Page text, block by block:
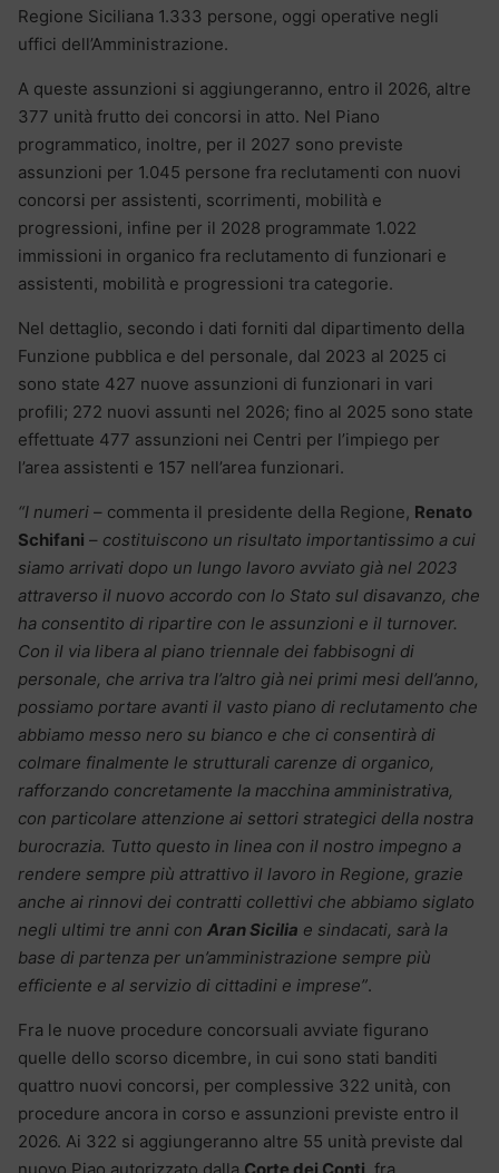
Regione Siciliana 1.333 persone, oggi operative negli
uffici dell’Amministrazione.
A queste assunzioni si aggiungeranno, entro il 2026, altre
377 unità frutto dei concorsi in atto. Nel Piano
programmatico, inoltre, per il 2027 sono previste
assunzioni per 1.045 persone fra reclutamenti con nuovi
concorsi per assistenti, scorrimenti, mobilità e
progressioni, infine per il 2028 programmate 1.022
immissioni in organico fra reclutamento di funzionari e
assistenti, mobilità e progressioni tra categorie.
Nel dettaglio, secondo i dati forniti dal dipartimento della
Funzione pubblica e del personale, dal 2023 al 2025 ci
sono state 427 nuove assunzioni di funzionari in vari
profili; 272 nuovi assunti nel 2026; fino al 2025 sono state
effettuate 477 assunzioni nei Centri per l’impiego per
l’area assistenti e 157 nell’area funzionari.
“I numeri – commenta il presidente della Regione, Renato
Schifani – costituiscono un risultato importantissimo a cui
siamo arrivati dopo un lungo lavoro avviato già nel 2023
attraverso il nuovo accordo con lo Stato sul disavanzo, che
ha consentito di ripartire con le assunzioni e il turnover.
Con il via libera al piano triennale dei fabbisogni di
personale, che arriva tra l’altro già nei primi mesi dell’anno,
possiamo portare avanti il vasto piano di reclutamento che
abbiamo messo nero su bianco e che ci consentirà di
colmare finalmente le strutturali carenze di organico,
rafforzando concretamente la macchina amministrativa,
con particolare attenzione ai settori strategici della nostra
burocrazia. Tutto questo in linea con il nostro impegno a
rendere sempre più attrattivo il lavoro in Regione, grazie
anche ai rinnovi dei contratti collettivi che abbiamo siglato
negli ultimi tre anni con Aran Sicilia e sindacati, sarà la
base di partenza per un’amministrazione sempre più
efficiente e al servizio di cittadini e imprese”.
Fra le nuove procedure concorsuali avviate figurano
quelle dello scorso dicembre, in cui sono stati banditi
quattro nuovi concorsi, per complessive 322 unità, con
procedure ancora in corso e assunzioni previste entro il
2026. Ai 322 si aggiungeranno altre 55 unità previste dal